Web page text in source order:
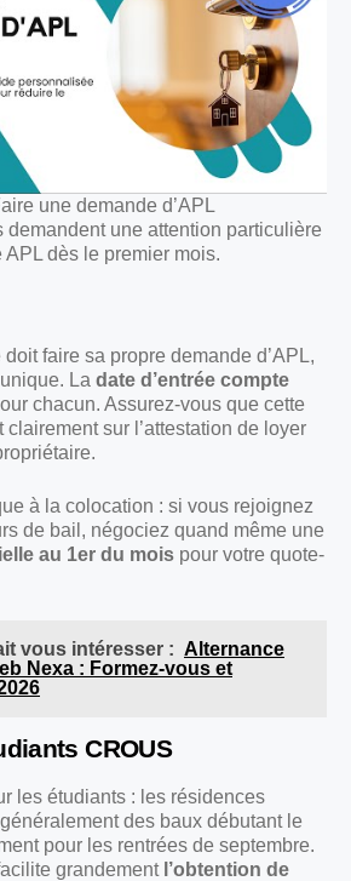
une demande d’APL
demandent une attention particulière
dès le premier mois.
faire sa propre demande d’APL,
La date d’entrée compte
chacun. Assurez-vous que cette
sur l’attestation de loyer
à la colocation : si vous rejoignez
de bail, négociez quand même une
au 1er du mois pour votre quote-
vous intéresser : Alternance
Nexa : Formez-vous et
CROUS
les étudiants : les résidences
des baux débutant le
pour les rentrées de septembre.
grandement l’obtention de